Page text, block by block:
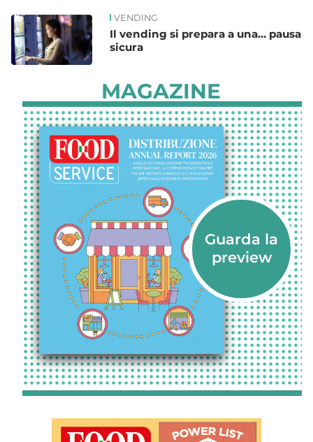
VENDING
Il vending si prepara a una… pausa
sicura
MAGAZINE